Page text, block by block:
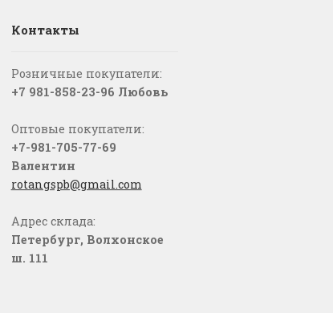
Контакты
Розничные покупатели:
+7 981-858-23-96 Любовь
Оптовые покупатели:
+7-981-705-77-69
Валентин
rotangspb@gmail.com
Адрес склада:
Петербург, Волхонское
ш. 111